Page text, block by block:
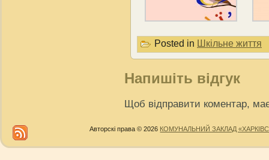
Posted in Шкільне життя
Напишіть відгук
Щоб відправити коментар,
Авторскі права © 2026 КОМУНАЛЬНИЙ ЗАКЛАД